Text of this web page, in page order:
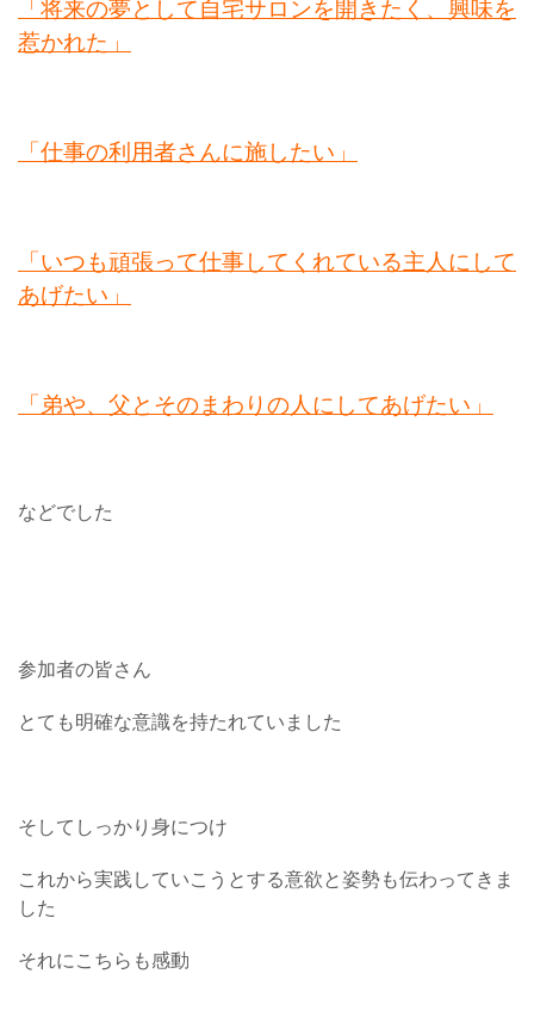
「将来の夢として自宅サロンを開きたく、興味を
惹かれた」
「仕事の利用者さんに施したい」
「いつも頑張って仕事してくれている主人にして
あげたい」
「弟や、父とそのまわりの人にしてあげたい」
などでした
参加者の皆さん
とても明確な意識を持たれていました
そしてしっかり身につけ
これから実践していこうとする意欲と姿勢も伝わってきま
した
それにこちらも感動